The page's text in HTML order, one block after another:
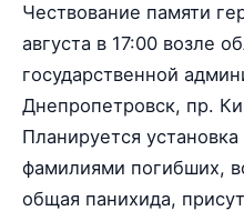
Чествование памяти
августа в 17:00 возле
государственной
Днепропетровск, пр.
Планируется
фамилиями погибших,
общая панихида,